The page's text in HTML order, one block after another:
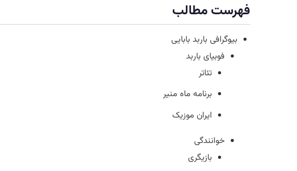
فهرست مطالب
بیوگرافی باربد بابایی
فوبیای باربد
تئاتر
برنامه ماه منیر
ایران موزیک
خوانندگی
بازیگری